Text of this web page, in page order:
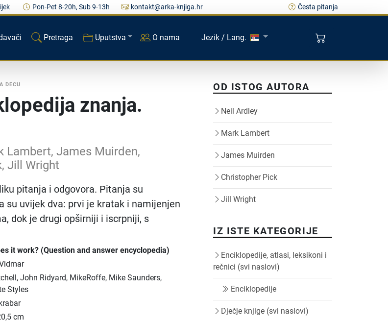
Pon-Pet 8-20h, Sub 9-13h kontakt@arka-knjiga.hr Česta pitanja
Pretraga Uputstva O nama Jezik / Lang.
DECU
znanja.
Lambert, James Muirden,
Jill Wright
pitanja i odgovora. Pitanja su
su uvijek dva: prvi je kratak i namijenjen
dok je drugi opširniji i iscrpniji, s
it work? (Question and answer encyclopedia)
John Ridyard, MikeRoffe, Mike Saunders,
Styles
cm
OD ISTOG AUTORA
Neil Ardley
Mark Lambert
James Muirden
Christopher Pick
Jill Wright
IZ ISTE KATEGORIJE
Enciklopedije, atlasi, leksikoni i
rečnici (svi naslovi)
Enciklopedije
Dječje knjige (svi naslovi)